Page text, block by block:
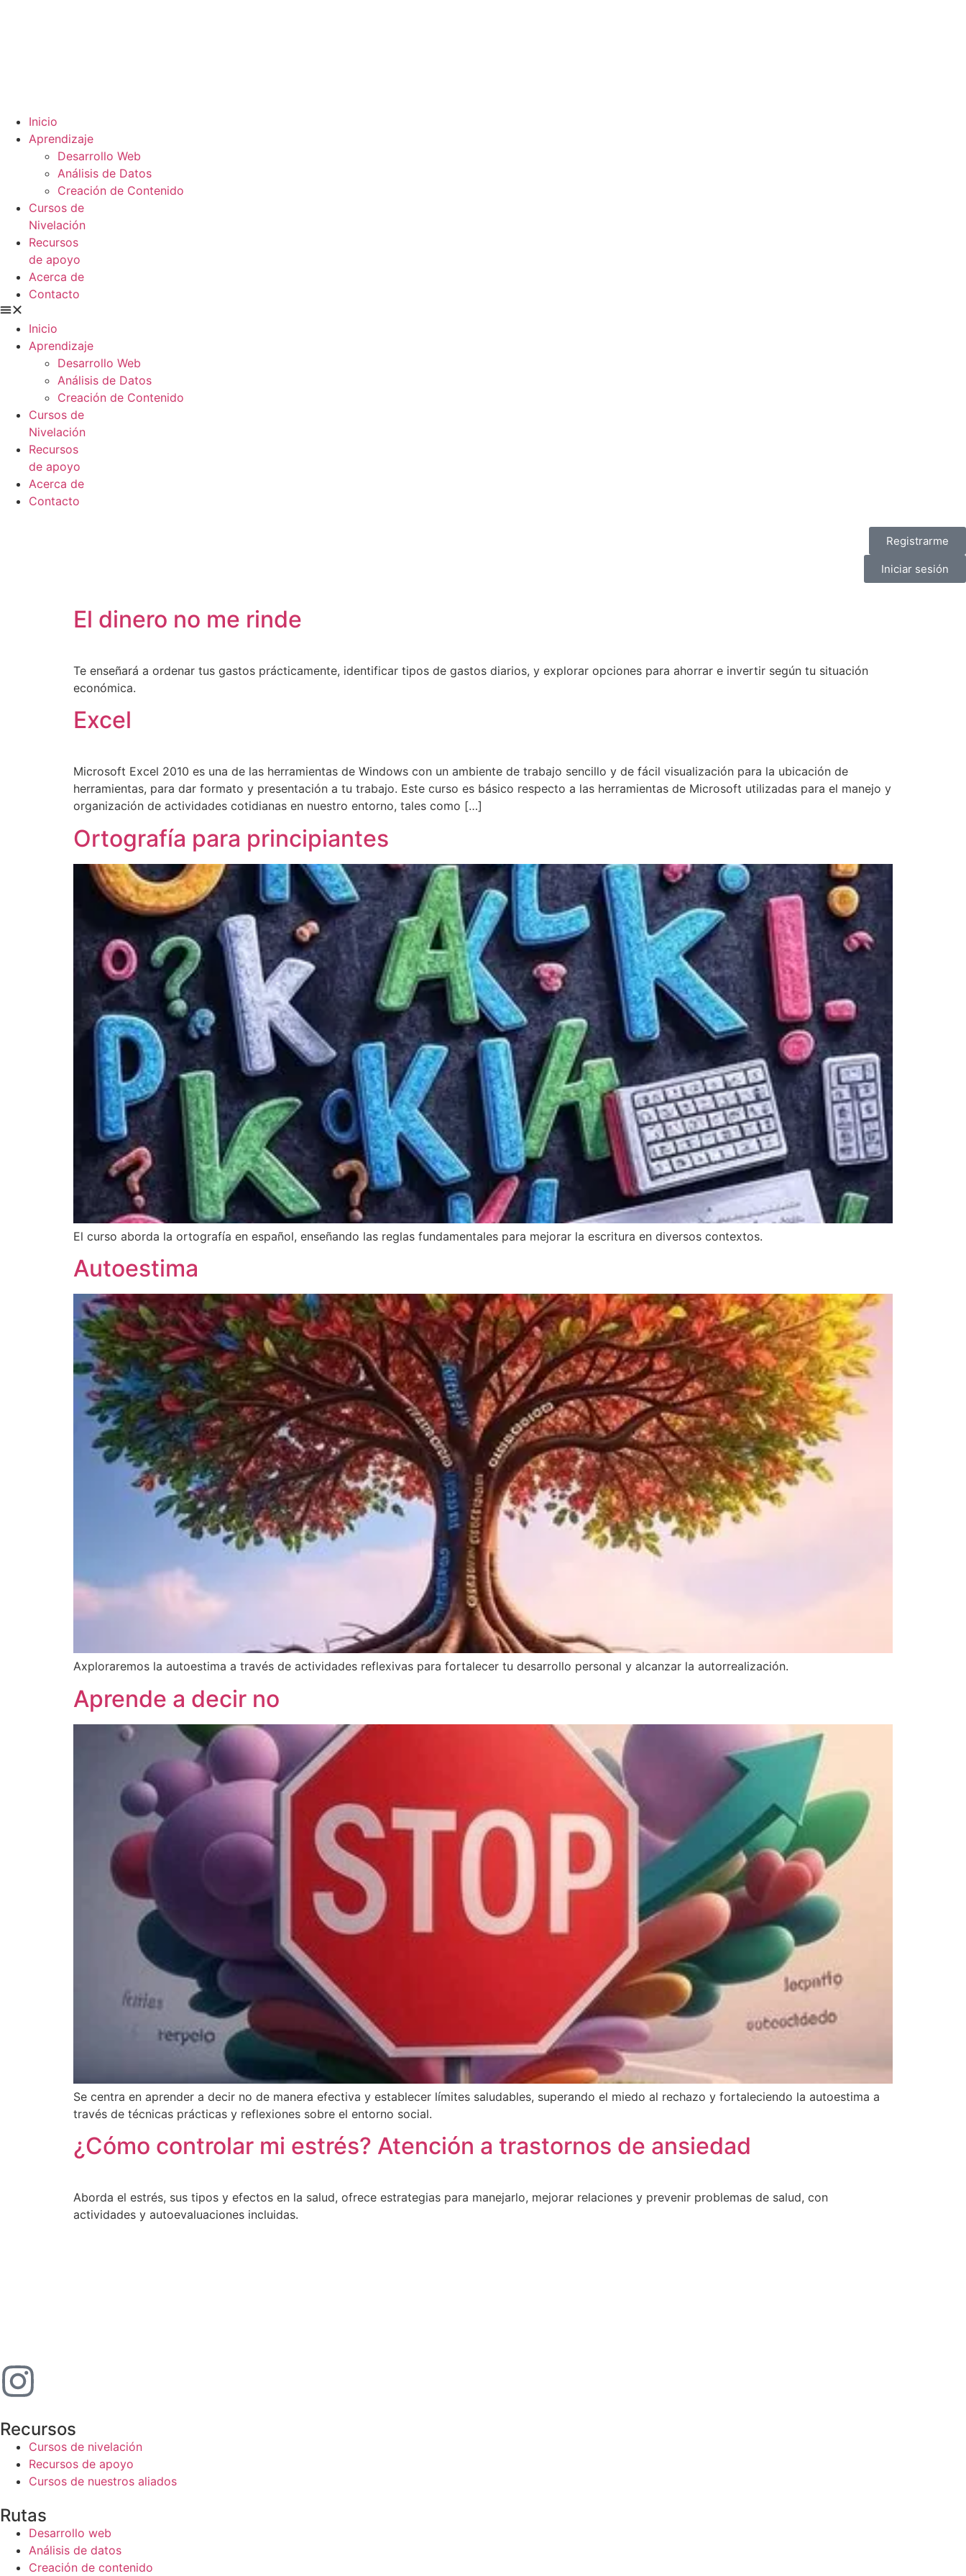
Inicio
Aprendizaje
Desarrollo Web
Análisis de Datos
Creación de Contenido
Cursos de
Nivelación
Recursos
de apoyo
Acerca de
Contacto
Inicio
Aprendizaje
Desarrollo Web
Análisis de Datos
Creación de Contenido
Cursos de
Nivelación
Recursos
de apoyo
Acerca de
Contacto
Registrarme
Iniciar sesión
El dinero no me rinde
Te enseñará a ordenar tus gastos prácticamente, identificar tipos de gastos diarios, y explorar opciones para ahorrar e invertir según tu situación
económica.
Excel
Microsoft Excel 2010 es una de las herramientas de Windows con un ambiente de trabajo sencillo y de fácil visualización para la ubicación de
herramientas, para dar formato y presentación a tu trabajo. Este curso es básico respecto a las herramientas de Microsoft utilizadas para el manejo y
organización de actividades cotidianas en nuestro entorno, tales como […]
Ortografía para principiantes
El curso aborda la ortografía en español, enseñando las reglas fundamentales para mejorar la escritura en diversos contextos.
Autoestima
Axploraremos la autoestima a través de actividades reflexivas para fortalecer tu desarrollo personal y alcanzar la autorrealización.
Aprende a decir no
Se centra en aprender a decir no de manera efectiva y establecer límites saludables, superando el miedo al rechazo y fortaleciendo la autoestima a
través de técnicas prácticas y reflexiones sobre el entorno social.
¿Cómo controlar mi estrés? Atención a trastornos de ansiedad
Aborda el estrés, sus tipos y efectos en la salud, ofrece estrategias para manejarlo, mejorar relaciones y prevenir problemas de salud, con
actividades y autoevaluaciones incluidas.
Recursos
Cursos de nivelación
Recursos de apoyo
Cursos de nuestros aliados
Rutas
Desarrollo web
Análisis de datos
Creación de contenido